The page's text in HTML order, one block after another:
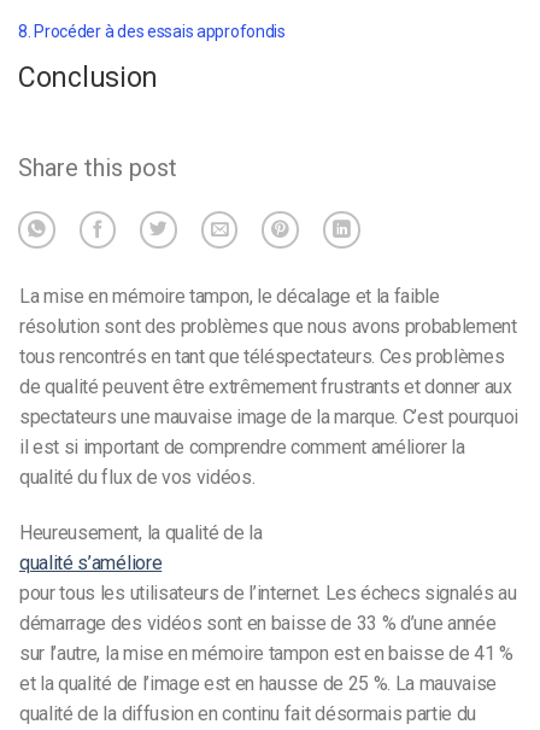
8. Procéder à des essais approfondis
Conclusion
Share this post
La mise en mémoire tampon, le décalage et la faible
résolution sont des problèmes que nous avons probablement
tous rencontrés en tant que téléspectateurs. Ces problèmes
de qualité peuvent être extrêmement frustrants et donner aux
spectateurs une mauvaise image de la marque. C’est pourquoi
il est si important de comprendre comment améliorer la
qualité du flux de vos vidéos.
Heureusement, la qualité de la
qualité s’améliore
pour tous les utilisateurs de l’internet. Les échecs signalés au
démarrage des vidéos sont en baisse de 33 % d’une année
sur l’autre, la mise en mémoire tampon est en baisse de 41 %
et la qualité de l’image est en hausse de 25 %. La mauvaise
qualité de la diffusion en continu fait désormais partie du